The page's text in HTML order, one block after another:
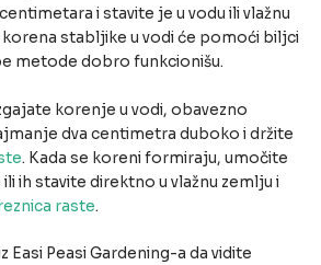
i stavite je u vodu ili vlažnu
stabljike u vodi će pomoći biljci
metode dobro funkcionišu.
korenje u vodi, obavezno
dva centimetra duboko i držite
. Kada se koreni formiraju, umočite
ih stavite direktno u vlažnu zemlju i
raste.
Easi Peasi Gardening-a da vidite